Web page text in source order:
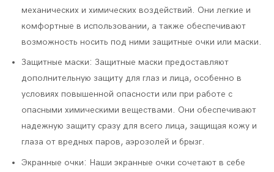
механических и химических воздействий. Они легкие и
комфортные в использовании, а также обеспечивают
возможность носить под ними защитные очки или маски.
Защитные маски: Защитные маски предоставляют
дополнительную защиту для глаз и лица, особенно в
условиях повышенной опасности или при работе с
опасными химическими веществами. Они обеспечивают
надежную защиту сразу для всего лица, защищая кожу и
глаза от вредных паров, аэрозолей и брызг.
Экранные очки: Наши экранные очки сочетают в себе